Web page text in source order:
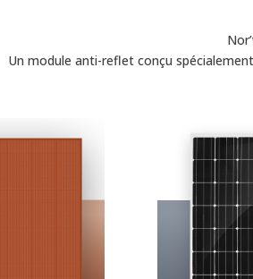
Un module anti-reflet conçu